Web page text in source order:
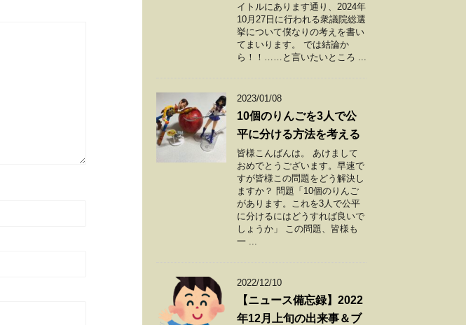
イトルにあります通り、2024年
10月27日に行われる衆議院総選
挙について僕なりの考えを書い
てまいります。 では結論か
ら！！……と言いたいところ ...
2023/01/08
10個のりんごを3人で公
平に分ける方法を考える
皆様こんばんは。 あけまして
おめでとうございます。早速で
すが皆様この問題をどう解決し
ますか？ 問題「10個のりんご
があります。これを3人で公平
に分けるにはどうすれば良いで
しょうか」 この問題、皆様も
一 ...
2022/12/10
【ニュース備忘録】2022
年12月上旬の出来事＆ブ